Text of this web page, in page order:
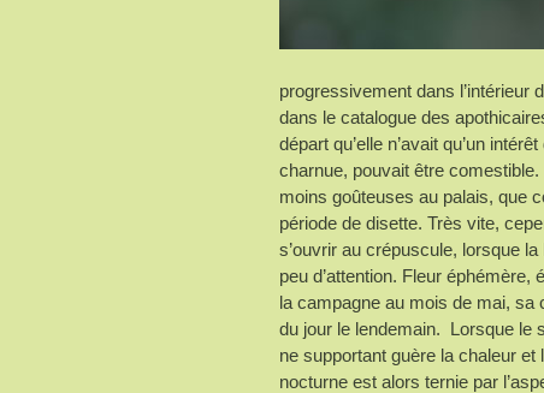
progressivement dans l’intérieur
dans le catalogue des
départ qu’elle n’avait qu’un
charnue, pouvait être
moins goûteuses au palais, que
période de disette. Très vite,
s’ouvrir au crépuscule, lorsque
peu d’attention. Fleur
la campagne au mois de mai, sa
du jour le lendemain. Lorsque le
ne supportant guère la chaleur et
nocturne est alors ternie par